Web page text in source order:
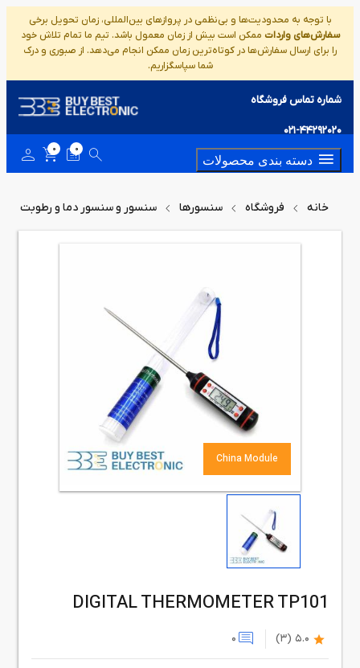
با توجه به محدودیت‌ها و بی‌نظمی در پروازهای بین‌المللی، زمان تحویل برخی
سفارش‌های واردات ممکن است بیش از زمان معمول باشد. تیم ما تمام تلاش خود
را برای ارسال سفارش‌ها در کوتاه‌ترین زمان ممکن انجام می‌دهد. از صبوری و درک
شما سپاسگزاریم.
شماره تماس فروشگاه
021-44292020
دسته بندی محصولات
0
0
خانه فروشگاه سنسورها سنسور و سنسور دما و رطوبت
China Module
DIGITAL THERMOMETER TP101
5.0
(3)
0